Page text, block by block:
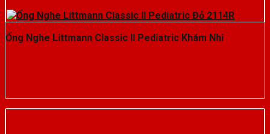
Ống Nghe Littmann Classic II Pediatric Khám Nhi